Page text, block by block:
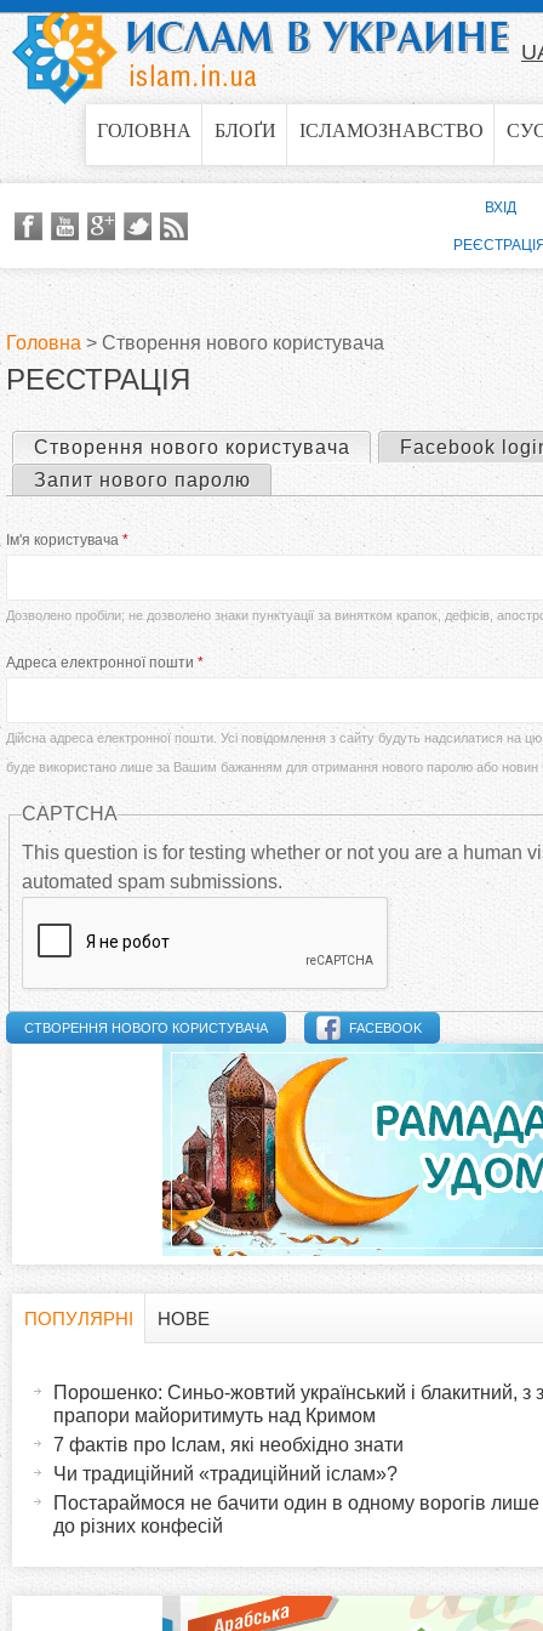
Jump to navigation
ГОЛОВНА БЛОҐИ ІСЛАМОЗНАВСТВО
В
є
у
т
Головна > Створення нового користувача
РЕЄСТРАЦІЯ
е
в
н
н
і
в
л
а
к
и
Створення нового користувача (активна вкладка)
Facebook
Запит нового паролю
Ім'я користувача *
Дозволено пробіли; не дозволено знаки пунктуації за винятком крапок, дефісів,
Адреса електронної пошти *
Дійсна адреса електронної пошти. Усі повідомлення з сайту будуть надсилатися на
буде використано лише за Вашим бажанням для отримання нового паролю або
CAPTCHA
This question is for testing whether or not you are a human
automated spam submissions.
FACEBOOK
ВХІД
ПОПУЛЯРНІ
в
НОВЕ
Порошенко: Синьо-жовтий український і блакитний, з
прапори майоритимуть над Кримом
7 фактів про Іслам, які необхідно знати
Чи традиційний «традиційний іслам»?
Постараймося не бачити один в одному ворогів лише
до різних конфесій